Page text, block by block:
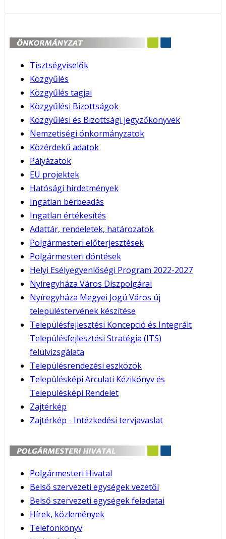
Tisztségviselők
Közgyűlés
Közgyűlés tagjai
Közgyűlési Bizottságok
Közgyűlési és Bizottsági jegyzőkönyvek
Nemzetiségi önkormányzatok
Közérdekű adatok
Pályázatok
EU projektek
Hatósági hirdetmények
Ingatlan bérbeadás
Ingatlan értékesítés
Adattár, rendeletek, határozatok
Polgármesteri előterjesztések
Polgármesteri döntések
Helyi Esélyegyenlőségi Program 2022-2027
Nyíregyháza Város Díszpolgárai
Nyíregyháza Megyei Jogú Város új
településtervének készítése
Településfejlesztési Koncepció és Integrált
Településfejlesztési Stratégia (ITS)
felülvizsgálata
Településrendezési eszközök
Településképi Arculati Kézikönyv és
Településképi Rendelet
Zajtérkép
Zajtérkép - Intézkedési tervjavaslat
Polgármesteri Hivatal
Belső szervezeti egységek vezetői
Belső szervezeti egységek feladatai
Hírek, közlemények
Telefonkönyv